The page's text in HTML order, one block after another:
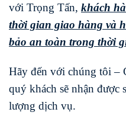
với Trọng Tấn, khách
thời gian giao hàng và
bảo an toàn trong thời
Hãy đến với chúng tôi –
quý khách sẽ nhận được
lượng dịch vụ.